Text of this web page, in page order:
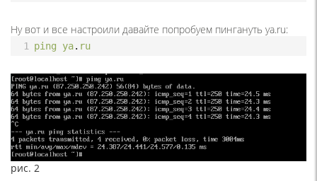
Ну вот и все настроили давайте попробуем пингануть ya.ru:
1 ping ya. ru
рис. 2